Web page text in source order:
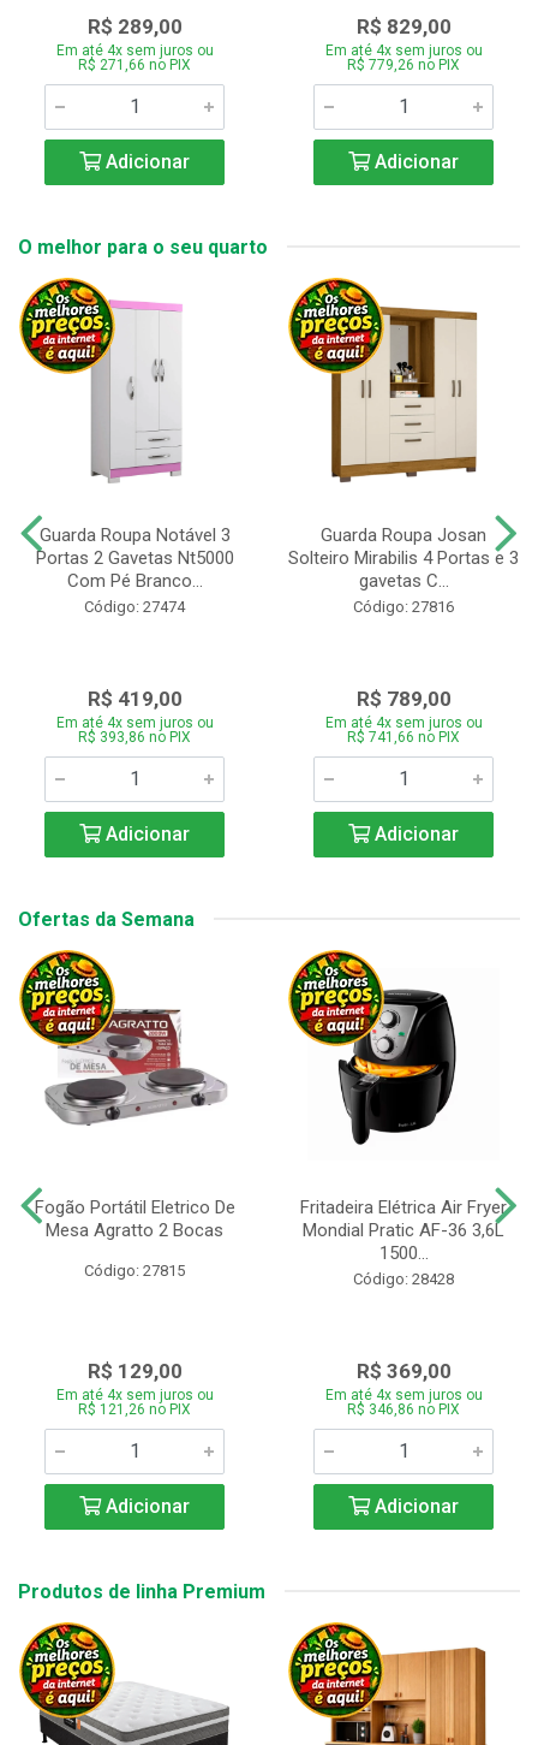
R$ 289,00
Em até 4x sem juros ou
R$ 271,66 no PIX
Adicionar
R$ 829,00
Em até 4x sem juros ou
R$ 779,26 no PIX
Adicionar
O melhor para o seu quarto
Guarda Roupa Notável 3
Portas 2 Gavetas Nt5000
Com Pé Branco...
Código: 27474
R$ 419,00
Em até 4x sem juros ou
R$ 393,86 no PIX
Adicionar
Guarda Roupa Josan
Solteiro Mirabilis 4 Portas e 3
gavetas C...
Código: 27816
R$ 789,00
Em até 4x sem juros ou
R$ 741,66 no PIX
Adicionar
Ofertas da Semana
Fogão Portátil Eletrico De
Mesa Agratto 2 Bocas
Código: 27815
R$ 129,00
Em até 4x sem juros ou
R$ 121,26 no PIX
Adicionar
Fritadeira Elétrica Air Fryer
Mondial Pratic AF-36 3,6L
1500...
Código: 28428
R$ 369,00
Em até 4x sem juros ou
R$ 346,86 no PIX
Adicionar
Produtos de linha Premium